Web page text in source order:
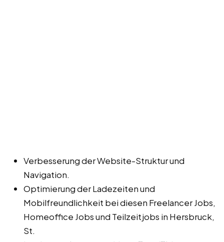
Verbesserung der Website-Struktur und
Navigation.
Optimierung der Ladezeiten und
Mobilfreundlichkeit bei diesen Freelancer Jobs,
Homeoffice Jobs und Teilzeitjobs in Hersbruck,
St.